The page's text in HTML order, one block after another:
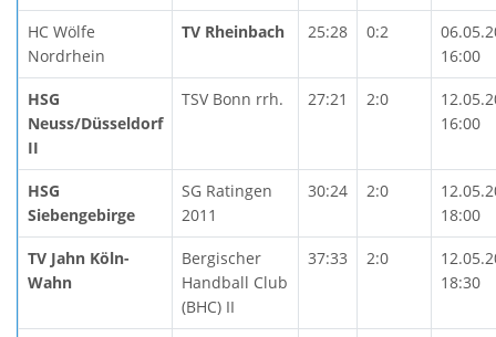
HC Wölfe
Nordrhein
TV Rheinbach 25:28 0:2
16:00
HSG
Neuss/Düsseldorf
II
TSV Bonn rrh. 27:21 2:0
16:00
HSG
Siebengebirge
SG Ratingen
2011
30:24 2:0
18:00
TV Jahn Köln-
Wahn
Bergischer
Handball Club
(BHC) II
37:33 2:0
18:30